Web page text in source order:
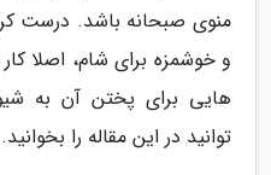
منوی صبحانه باشد. درست
و خوشمزه برای شام، اصلا
هایی برای پختن آن به
توانید در این مقاله را بخوانید.